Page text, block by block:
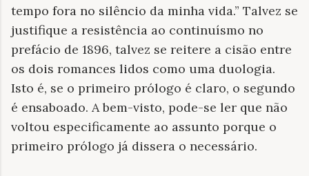
tempo fora no silêncio da minha vida.” Talvez se
justifique a resistência ao continuísmo no
prefácio de 1896, talvez se reitere a cisão entre
os dois romances lidos como uma duologia.
Isto é, se o primeiro prólogo é claro, o segundo
é ensaboado. A bem-visto, pode-se ler que não
voltou especificamente ao assunto porque o
primeiro prólogo já dissera o necessário.